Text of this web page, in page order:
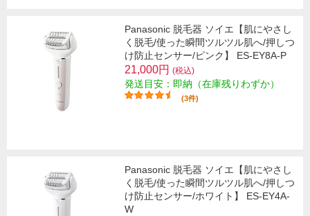
Panasonic 脱毛器 ソイエ【肌にやさし
く脱毛/使った瞬間ツルツル肌へ/押しつ
け防止センサー/ピンク】 ES-EY8A-P
21,000円 (税込)
発送目安：即納（在庫残りわずか）
(3件)
Panasonic 脱毛器 ソイエ【肌にやさし
く脱毛/使った瞬間ツルツル肌へ/押しつ
け防止センサー/ホワイト】 ES-EY4A-
W